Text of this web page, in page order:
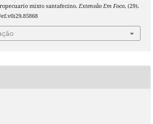
mixto santafecino. Extensão Em Foco, (29).